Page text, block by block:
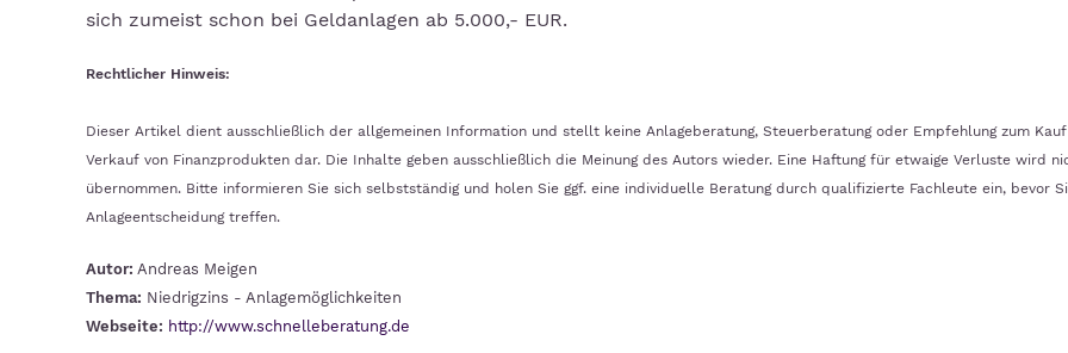
sich zumeist schon bei Geldanlagen ab 5.000,- EUR.
Rechtlicher Hinweis:
Dieser Artikel dient ausschließlich der allgemeinen Information und stellt keine Anlageberatung, Steuerberatung oder Empfehlung zum
Verkauf von Finanzprodukten dar. Die Inhalte geben ausschließlich die Meinung des Autors wieder. Eine Haftung für etwaige Verluste wird
übernommen. Bitte informieren Sie sich selbstständig und holen Sie ggf. eine individuelle Beratung durch qualifizierte Fachleute ein, bevor
Anlageentscheidung treffen.
Autor: Andreas Meigen
Thema: Niedrigzins - Anlagemöglichkeiten
Webseite: http://www.schnelleberatung.de